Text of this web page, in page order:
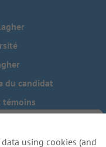
du candidat
témoins
raisonnables pour
using cookies (and